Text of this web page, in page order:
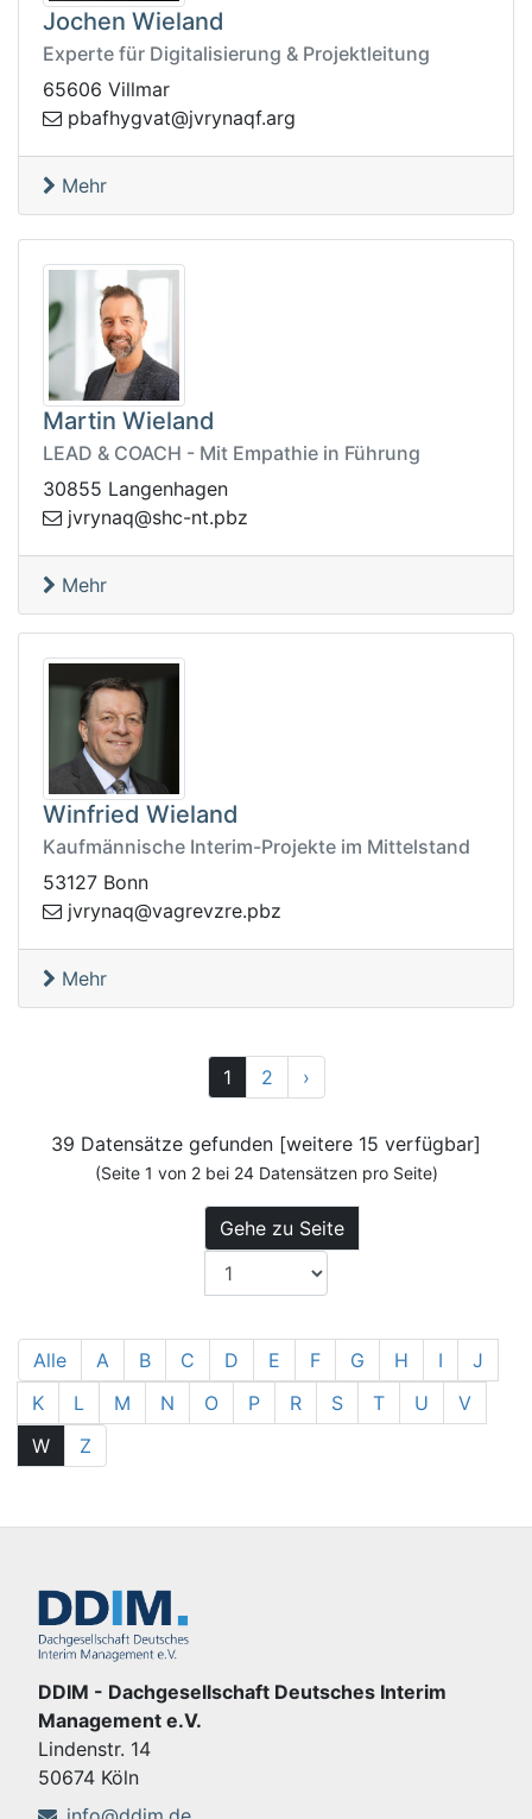
Jochen Wieland
Experte für Digitalisierung & Projektleitung
65606 Villmar
gra.fqanyrvj@tavg
yhfabp
Mehr
Martin Wieland
LEAD & COACH - Mit Empathie in Führung
30855 Langenhagen
zbp.tn-chs
@qanyrvj
Mehr
Winfried Wieland
Kaufmännische Interim-Projekte im Mittelstand
53127 Bonn
zbp.erzvergav@qany
rvj
Mehr
1 2 ›Vor
39 Datensätze gefunden [weitere 15 verfügbar]
(Seite 1 von 2 bei 24 Datensätzen pro Seite)
Gehe zu Seite
Alle A B C D E F G H I
J
K
L M N O P R S T U
V
W
Z
DDIM - Dachgesellschaft Deutsches Interim
Management e.V.
Lindenstr. 14
50674 Köln